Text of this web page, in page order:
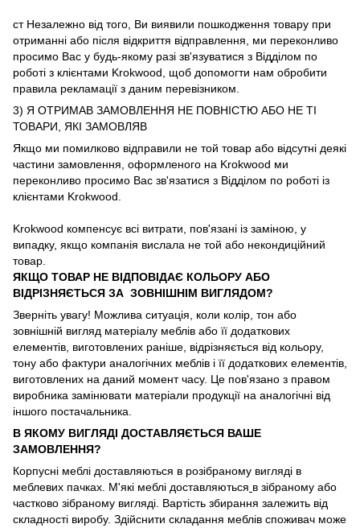
ст Незалежно від того, Ви виявили пошкодження товару при
отриманні або після відкриття відправлення, ми переконливо
просимо Вас у будь-якому разі зв'язуватися з Відділом по
роботі з клієнтами Krokwood, щоб допомогти нам обробити
правила рекламації з даним перевізником.
3) Я ОТРИМАВ ЗАМОВЛЕННЯ НЕ ПОВНІСТЮ АБО НЕ ТІ
ТОВАРИ, ЯКІ ЗАМОВЛЯВ
Якщо ми помилково відправили не той товар або відсутні деякі
частини замовлення, оформленого на Krokwood ми
переконливо просимо Вас зв'язатися з Відділом по роботі із
клієнтами Krokwood.
Krokwood компенсує всі витрати, пов'язані із заміною, у
випадку, якщо компанія вислала не той або некондиційний
товар.
ЯКЩО ТОВАР НЕ ВІДПОВІДАЄ КОЛЬОРУ АБО
ВІДРІЗНЯЄТЬСЯ ЗА ЗОВНІШНІМ ВИГЛЯДОМ?
Зверніть увагу! Можлива ситуація, коли колір, тон або
зовнішній вигляд матеріалу меблів або її додаткових
елементів, виготовлених раніше, відрізняється від кольору,
тону або фактури аналогічних меблів і її додаткових елементів,
виготовлених на даний момент часу. Це пов'язано з правом
виробника замінювати матеріали продукції на аналогічні від
іншого постачальника.
В ЯКОМУ ВИГЛЯДІ ДОСТАВЛЯЄТЬСЯ ВАШЕ
ЗАМОВЛЕННЯ?
Корпусні меблі доставляються в розібраному вигляді в
меблевих пачках. М'які меблі доставляються в зібраному або
частково зібраному вигляді. Вартість збирання залежить від
складності виробу. Здійснити складання меблів споживач може